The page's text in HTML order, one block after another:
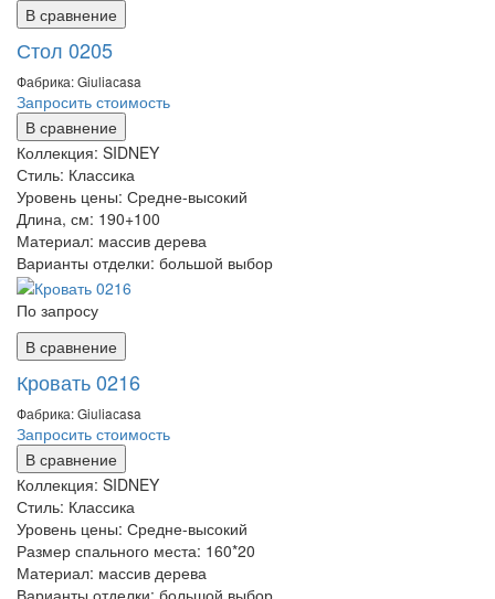
В сравнение
Стол 0205
Фабрика: Giuliaсasa
Запросить стоимость
В сравнение
Коллекция: SIDNEY
Стиль: Классика
Уровень цены: Средне-высокий
Длина, см: 190+100
Материал: массив дерева
Варианты отделки: большой выбор
По запросу
В сравнение
Кровать 0216
Фабрика: Giuliaсasa
Запросить стоимость
В сравнение
Коллекция: SIDNEY
Стиль: Классика
Уровень цены: Средне-высокий
Размер спального места: 160*20
Материал: массив дерева
Варианты отделки: большой выбор